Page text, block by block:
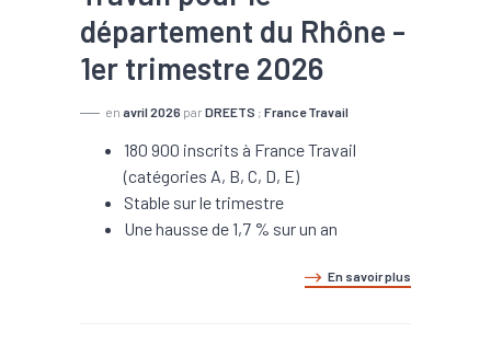
département du Rhône -
1er trimestre 2026
en avril 2026 par DREETS ; France Travail
180 900 inscrits à France Travail
(catégories A, B, C, D, E)
Stable sur le trimestre
Une hausse de 1,7 % sur un an
En savoir plus